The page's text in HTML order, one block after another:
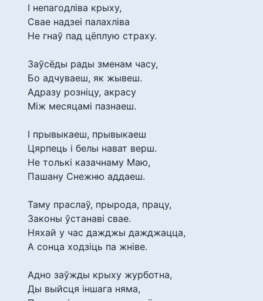
І непагодліва крыху,
Свае надзеі палахліва
Не гнаў пад цёплую страху.
Заўсёды рады зменам часу,
Бо адчуваеш, як жывеш.
Адразу розніцу, акрасу
Між месяцамі пазнаеш.
І прывыкаеш, прывыкаеш
Цярпець і белы нават верш.
Не толькі казачнаму Маю,
Пашану Снежню аддаеш.
Таму праслаў, прырода, працу,
Законы ўстанаві свае.
Няхай у час дажджы дажджацца,
А сонца ходзіць па жніве.
Адно заўжды крыху журботна,
Ды выйсця іншага няма,